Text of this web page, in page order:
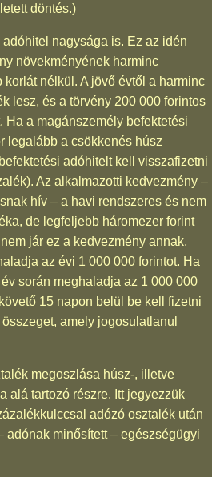
döntés.)
nagysága is. Ez az idén
növekményének harminc
nélkül. A jövő évtől a harminc
lesz, és a törvény 200 000 forintos
Ha a magánszemély befektetési
legalább a csökkenés húsz
adóhitelt kell visszafizetni
Az alkalmazotti kedvezmény –
hív – a havi rendszeres és nem
de legfeljebb háromezer forint
jár ez a kedvezmény annak,
az évi 1 000 000 forintot. Ha
során meghaladja az 1 000 000
15 napon belül be kell fizetni
amely jogosulatlanul
megoszlása húsz-, illetve
alá tartozó részre. Itt jegyezzük
adózó osztalék után
adónak minősített – egészségügyi